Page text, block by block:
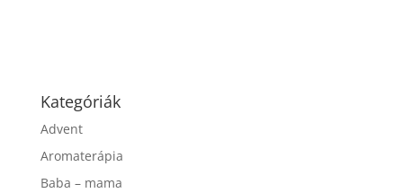
Kategóriák
Advent
Aromaterápia
Baba – mama